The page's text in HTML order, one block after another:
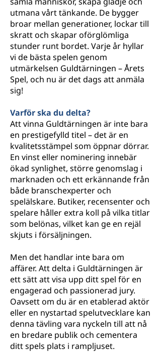
utmana vårt tänkande. De bygger
broar mellan generationer, lockar till
skratt och skapar oförglömliga
stunder runt bordet. Varje år hyllar
vi de bästa spelen genom
utmärkelsen Guldtärningen – Årets
Spel, och nu är det dags att anmäla
sig!
Varför ska du delta?
Att vinna Guldtärningen är inte bara
en prestigefylld titel – det är en
kvalitetsstämpel som öppnar dörrar.
En vinst eller nominering innebär
ökad synlighet, större genomslag i
marknaden och ett erkännande från
både branschexperter och
spelälskare. Butiker, recensenter och
spelare håller extra koll på vilka titlar
som belönas, vilket kan ge en rejäl
skjuts i försäljningen.
Men det handlar inte bara om
affärer. Att delta i Guldtärningen är
ett sätt att visa upp ditt spel för en
engagerad och passionerad jury.
Oavsett om du är en etablerad aktör
eller en nystartad spelutvecklare kan
denna tävling vara nyckeln till att nå
en bredare publik och cementera
ditt spels plats i rampljuset.